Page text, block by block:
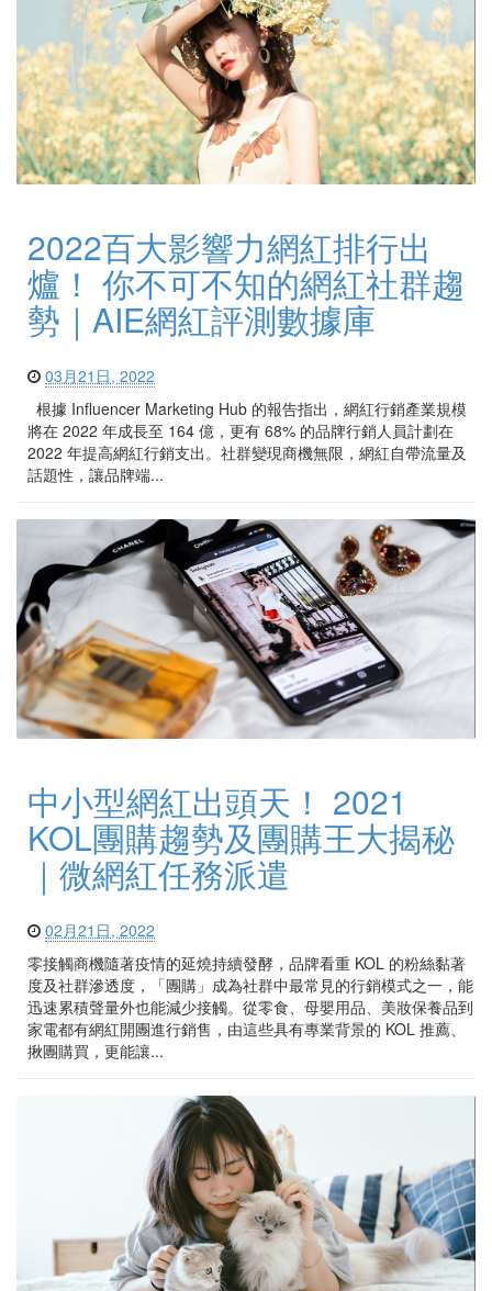
2022百大影響力網紅排行出
爐！ 你不可不知的網紅社群趨
勢｜AIE網紅評測數據庫
03月21日, 2022
根據 Influencer Marketing Hub 的報告指出，網紅行銷產業規模
將在 2022 年成長至 164 億，更有 68% 的品牌行銷人員計劃在
2022 年提高網紅行銷支出。社群變現商機無限，網紅自帶流量及
話題性，讓品牌端...
中小型網紅出頭天！ 2021
KOL團購趨勢及團購王大揭秘
｜微網紅任務派遣
02月21日, 2022
零接觸商機隨著疫情的延燒持續發酵，品牌看重 KOL 的粉絲黏著
度及社群滲透度，「團購」成為社群中最常見的行銷模式之一，能
迅速累積聲量外也能減少接觸。從零食、母嬰用品、美妝保養品到
家電都有網紅開團進行銷售，由這些具有專業背景的 KOL 推薦、
揪團購買，更能讓...